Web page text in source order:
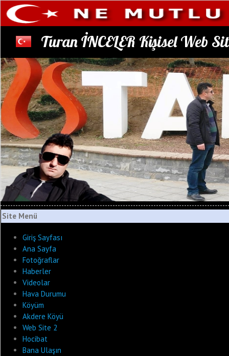
Turan İNCELER Kişisel Web
Site Menü
Giriş Sayfası
Ana Sayfa
Fotoğraflar
Haberler
Videolar
Hava Durumu
Köyüm
Akdere Köyü
Web Site 2
Hocibat
Bana Ulaşın